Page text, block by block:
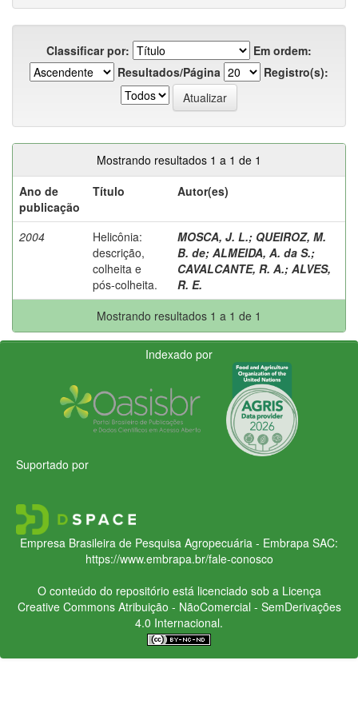
Classificar por:
Em ordem:
Resultados/Página
Registro(s):
Mostrando resultados 1 a 1 de 1
Ano de
publicação
Título Autor(es)
2004
Helicônia:
descrição,
colheita e
pós-colheita.
MOSCA, J. L.; QUEIROZ, M.
B. de; ALMEIDA, A. da S.;
CAVALCANTE, R. A.; ALVES,
R. E.
Mostrando resultados 1 a 1 de 1
Indexado por
Suportado por
Empresa Brasileira de Pesquisa Agropecuária - Embrapa SAC:
https://www.embrapa.br/fale-conosco
O conteúdo do repositório está licenciado sob a Licença
Creative CommonsAtribuição - NãoComercial - SemDerivações
4.0 Internacional.